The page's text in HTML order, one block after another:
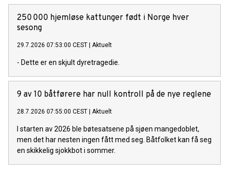
250 000 hjemløse kattunger født i Norge hver
sesong
29.7.2026 07:53:00 CEST | Aktuelt
- Dette er en skjult dyretragedie.
9 av 10 båtførere har null kontroll på de nye reglene
28.7.2026 07:55:00 CEST | Aktuelt
I starten av 2026 ble bøtesatsene på sjøen mangedoblet,
men det har nesten ingen fått med seg. Båtfolket kan få seg
en skikkelig sjokkbot i sommer.